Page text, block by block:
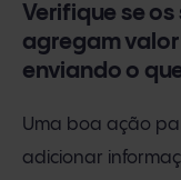
Verifique se
agregam
enviando o
Uma boa ação
adicionar